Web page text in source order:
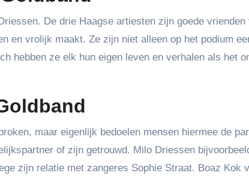
De drie Haagse artiesten zijn goede vrienden
en vrolijk maakt. Ze zijn niet alleen op het podium
hebben ze elk hun eigen leven en verhalen als het
maar eigenlijk bedoelen mensen hiermee de
of zijn getrouwd. Milo Driessen
zijn relatie met zangeres Sophie Straat. Boaz Kok